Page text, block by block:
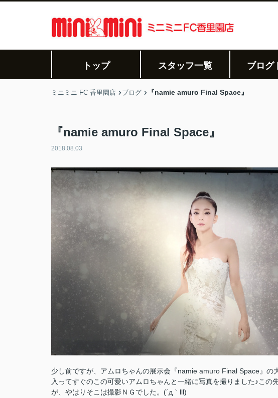
トップ スタッフ一覧 ブログ
ミニミニ FC 香里園店 ブログ 『namie amuro Final Space』
『namie amuro Final Space』
2018.08.03
少し前ですが、アムロちゃんの展示会『namie amuro Final Space』
入ってすぐのこの可愛いアムロちゃんと一緒に写真を撮りました♪こ
が、やはりそこは撮影ＮＧでした。(´д｀lll)